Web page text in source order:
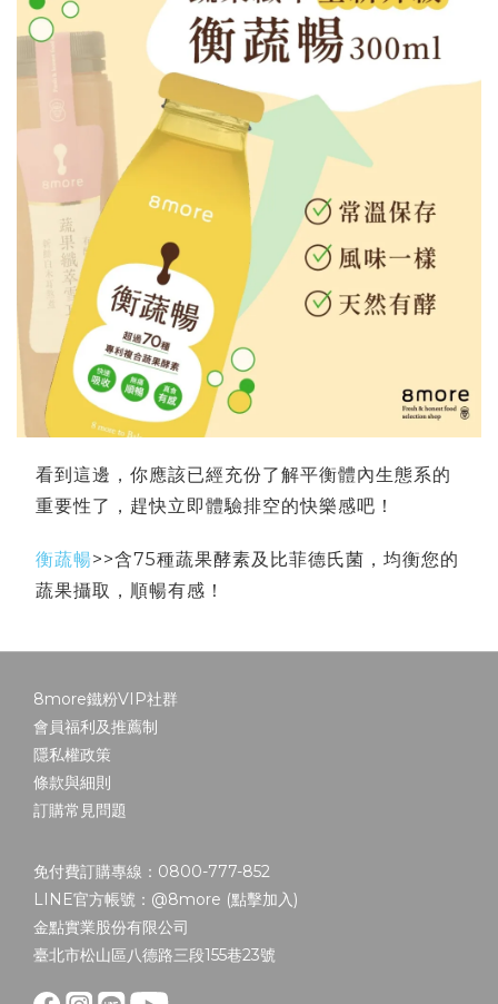
看到這邊，你應該已經充份了解平衡體內生態系的
重要性了，趕快立即體驗排空的快樂感吧！
衡蔬暢>>含75種蔬果酵素及比菲德氏菌，均衡您的
蔬果攝取，順暢有感！
8more鐵粉VIP社群
會員福利及推薦制
隱私權政策
條款與細則
訂購常見問題
免付費訂購專線：0800-777-852
LINE官方帳號：@8more (點擊加入)
金點實業股份有限公司
臺北市松山區八德路三段155巷23號